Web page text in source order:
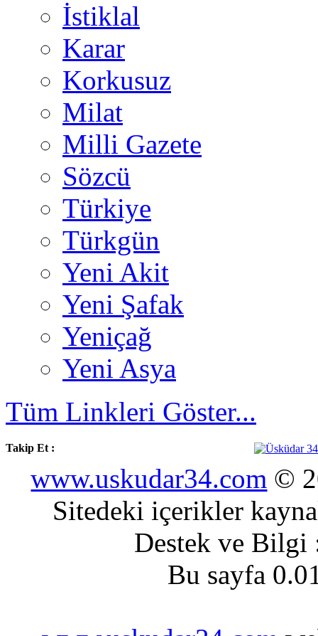
İstiklal
Karar
Korkusuz
Milat
Milli Gazete
Sözcü
Türkiye
Türkgün
Yeni Akit
Yeni Şafak
Yeniçağ
Yeni Asya
Tüm Linkleri Göster...
Takip Et :
www.uskudar34.com ©
Sitedeki içerikler
Destek ve
Bu sayfa